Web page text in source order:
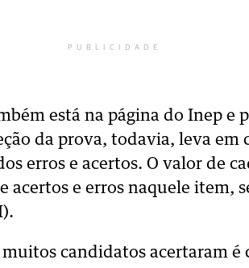
PUBLICIDADE
está na página do Inep e
da prova, todavia, leva em
erros e acertos. O valor de
acertos e erros naquele item,
candidatos acertaram é